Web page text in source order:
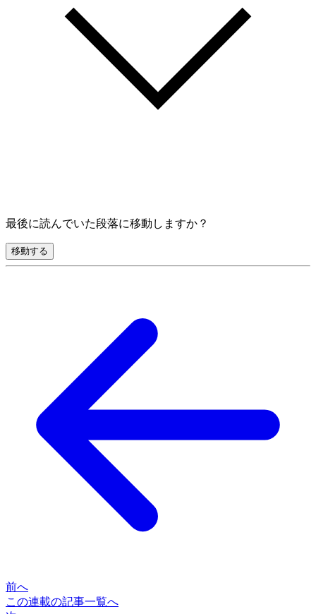
最後に読んでいた段落に移動しますか？
移動する
前へ
この連載の記事一覧へ